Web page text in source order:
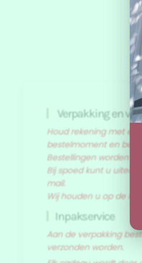
Verpakking en
Houd rekening met
bestelmoment en
Bestellingen worden
Bij spoed kunt u
mail.
Wij houden u op de
Inpakservice
Aan de verpakking
verzonden worden.